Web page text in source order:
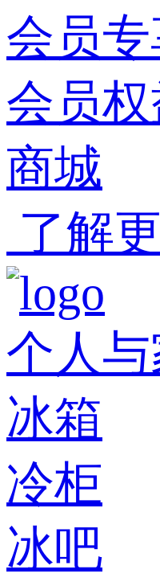
会员
会员权
商城
了解
个人
冰箱
冷柜
冰吧